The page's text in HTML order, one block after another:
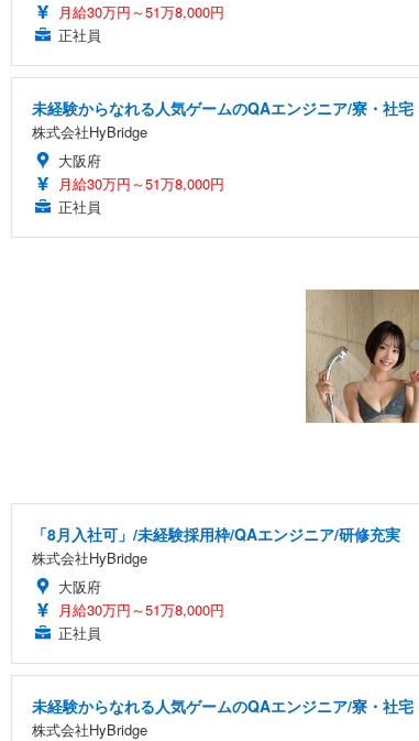
月給30万円～51万8,000円
正社員
未経験からなれる人気ゲームのQAエンジニア/寮・社
株式会社HyBridge
大阪府
月給30万円～51万8,000円
正社員
「8月入社可」/未経験採用枠/QAエンジニア/研修充実
株式会社HyBridge
大阪府
月給30万円～51万8,000円
正社員
未経験からなれる人気ゲームのQAエンジニア/寮・社
株式会社HyBridge